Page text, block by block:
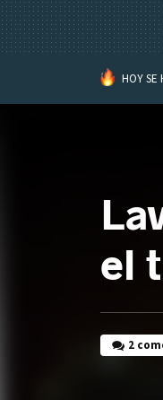
HOY SE
el
2